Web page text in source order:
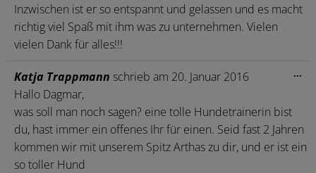
Inzwischen ist er so entspannt und gelassen und es macht
richtig viel Spaß mit ihm was zu unternehmen. Vielen
vielen Dank für alles!!!
Katja Trappmann schrieb am 20. Januar 2016
Hallo Dagmar,
was soll man noch sagen? eine tolle Hundetrainerin bist
du, hast immer ein offenes Ihr für einen. Seid fast 2 Jahren
kommen wir mit unserem Spitz Arthas zu dir, und er ist ein
so toller Hund
...